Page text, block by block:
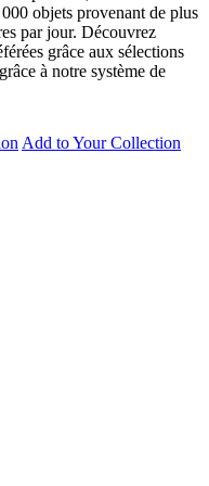
objets provenant de plus
par jour. Découvrez
grâce aux sélections
à notre système de
Add to Your Collection